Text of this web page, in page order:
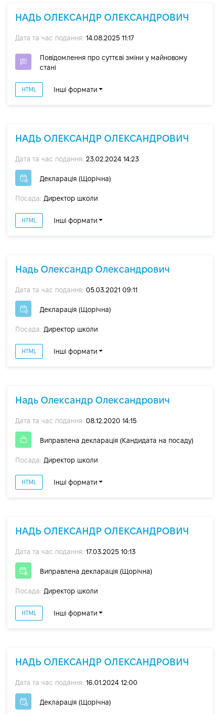
НАДЬ ОЛЕКСАНДР ОЛЕКСАНДРОВИЧ
Дата та час подання: 14.08.2025 11:17
Повідомлення про суттєві зміни y майновому
стані
HTML Інші формати
НАДЬ ОЛЕКСАНДР ОЛЕКСАНДРОВИЧ
Дата та час подання: 23.02.2024 14:23
Декларація (Щорічна)
Посада: Директор школи
HTML Інші формати
Надь Олександр Олександрович
Дата та час подання: 05.03.2021 09:11
Декларація (Щорічна)
Посада: Директор школи
HTML Інші формати
Надь Олександр Олександрович
Дата та час подання: 08.12.2020 14:15
Виправлена декларація (Кандидата на посаду)
Посада: Директор школи
HTML Інші формати
НАДЬ ОЛЕКСАНДР ОЛЕКСАНДРОВИЧ
Дата та час подання: 17.03.2025 10:13
Виправлена декларація (Щорічна)
Посада: Директор школи
HTML Інші формати
НАДЬ ОЛЕКСАНДР ОЛЕКСАНДРОВИЧ
Дата та час подання: 16.01.2024 12:00
Декларація (Щорічна)